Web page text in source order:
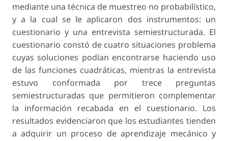
mediante una técnica de muestreo no probabilístico,
y a la cual se le aplicaron dos instrumentos: un
cuestionario y una entrevista semiestructurada. El
cuestionario constó de cuatro situaciones problema
cuyas soluciones podían encontrarse haciendo uso
de las funciones cuadráticas, mientras la entrevista
estuvo conformada por trece preguntas
semiestructuradas que permitieron complementar
la información recabada en el cuestionario. Los
resultados evidenciaron que los estudiantes tienden
a adquirir un proceso de aprendizaje mecánico y